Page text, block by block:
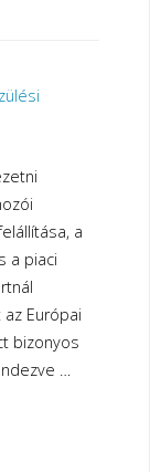
a
a piaci
Európai
bizonyos
…